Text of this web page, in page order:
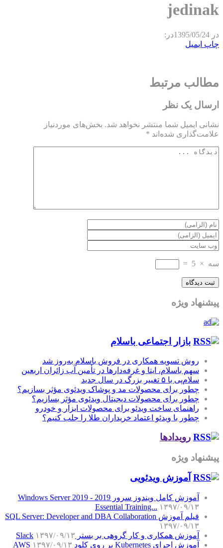
jedinak
در 1395/05/24در:
چاپ ایمیل
مطالب مرتبط
ارسال یک نظر
نشانی ایمیل شما منتشر نخواهد شد. بخش‌های موردنیاز
علامت‌گذاری شده‌اند *
سه ×
5
=
پیشنهاد ویژه
بازار اجتماعی باسلام
روش تسویه همکاری در فروش باسلام به‌روز شد
سهم باسلام، ایتا و غرفه‌دارها در تأمین آب زائران اربعین
سلام‌پی با ۵ تغییر بزرگ در سال جدید
چطور برای محصولات مد و پوشاک ویدئوی مؤثر بسازیم؟
چطور برای محصولات دیجیتال ویدئوی مؤثر بسازیم؟
راهنمای ساخت ویدئو برای محصولات ابزار و خودرو
چطور با ویدئو اعتماد خریداران طلا را جلب کنیم؟
رویدادها
پیشنهاد ویژه
آموزش‌ ویدئویی
آموزش کامل ویندوز سرور 2019 - Windows Server 2019
Essential Training... ۱۳۹۷/۰۹/۱۳
فیلم آموزش SQL Server: Developer and DBA Collaboration
۱۳۹۷/۰۹/۱۳
آموزش همکاری و کار گروهی بر بستر Slack ۱۳۹۷/۰۹/۱۳
آموزش اجرای Kubernetes بر روی کلود AWS
۱۳۹۷/۰۹/۱۳